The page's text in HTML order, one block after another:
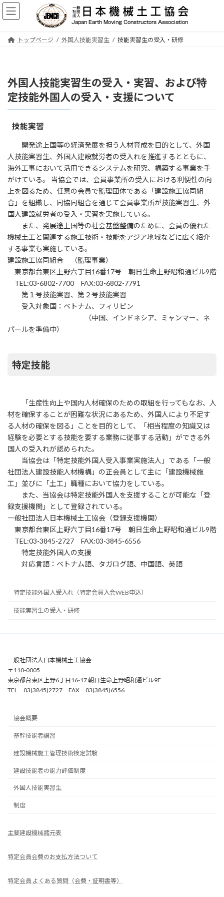
コ
ン
ナ
ビ
トップページ 外国人技能実習生 技能実習生の受入・研修
外国人技能実習生の受入・実習、および特
定技能外国人の受入・支援について
技能実習
開発途上国等の経済発展を担う人材育成を目的として、外国
人技能実習生、外国人建設就労者の受入れを推進するとともに、
海外工事において活用できるシステムを研究、構築する事業を手
がけている。 当協会では、会員事業所の受入における利便性の向
上を図るため、任意の会員で監理団体である「建設施工協同組
合」を組織し、同協同組合を通じて会員事業所が技能実習生、外
国人建設就労者の受入・実習を実施している。
また、発展途上国等の社会基盤整備のために、会員の優れた
機械土工と関連する施工技術・技能をアジア地域などに広く紹介
する事業も実施している。
建設施工協同組合 （監理事業）
東京都台東区上野六丁目16番17号 朝日生命上野昭和通ビル9階
TEL:03-6802-7700 FAX:03-6802-7791
第１号技能実習、第２号技能実習
受入対象国：ベトナム、フィリピン
（中国、インドネシア、ミャンマー、ネ
パールを準備中）
特定技能
「生産性向上や国内人材確保のための取組を行ってもなお、人
材を確保することが困難な状況にあるため、外国人により不足す
る人材の確保を図る」ことを目的として、「相当程度の知識又は
経験を必要とする技能を要する業務に従事する活動」ができる外
国人の受入れが認められた。
当協会は「特定技能外国人受入事業実施法人」である「一般
社団法人建設技能人材機構」の正会員として主に「建設機械施
工」並びに「土工」職種において協力をしている。
また、当協会は特定技能外国人を支援することが可能な「登
録支援機関」として登録されている。
一般社団法人日本機械土工協会（登録支援機関）
東京都台東区上野六丁目16番17号 朝日生命上野昭和通ビル9階
TEL:03-3845-2727 FAX:03-3845-6556
特定技能外国人の支援
対応言語：ベトナム語、タガログ語、中国語、英語
特定技能外国人受入れ（特定会員入会WEB申込）
技能実習生の受入・研修
一般社団法人日本機械土工協会
〒110-0005
東京都台東区上野6丁目16-17 朝日生命上野昭和通ビル9F
TEL 03(3845)2727 FAX 03(3845)6556
協会概要
基幹技能者講習
建設機械施工管理技術検定試験
建設技能者の能力評価制度
外国人技能実習生
制度
主要建設機械諸元表
特定会員会費のお支払方法ついて
特定会員 よくある質問（会費・証明書等）
基幹技能者講習
建設機械施工技術検定試験
Contents
協会概要
本部／支部一覧
役員名簿（令和7年度）
会員一覧
北海道支部
東北支部
関東支部
中部支部
静岡支部
北陸支部
教育
委員会活動について
情報開示
基幹技能者講習
建設機械施工技術検定試験
建設技能者の能力評価制度
外国人技能実習生